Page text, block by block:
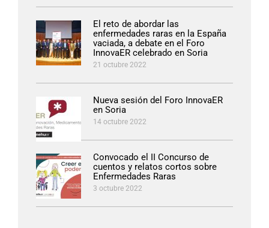
El reto de abordar las
enfermedades raras en la España
vaciada, a debate en el Foro
InnovaER celebrado en Soria
21 octubre 2022
Nueva sesión del Foro InnovaER
en Soria
14 octubre 2022
Convocado el II Concurso de
cuentos y relatos cortos sobre
Enfermedades Raras
3 octubre 2022